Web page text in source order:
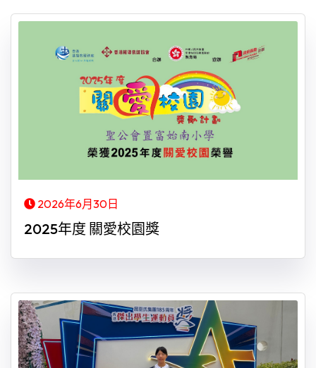
2026年6月30日
2025年度 關愛校園獎